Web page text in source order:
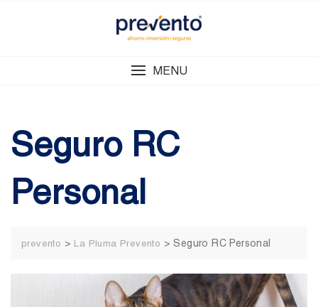
MENU
Seguro RC
Personal
prevento > La Pluma Prevento >Seguro RC Personal